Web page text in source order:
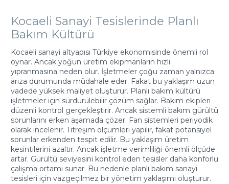
Kocaeli Sanayi Tesislerinde Planlı
Bakım Kültürü
Kocaeli sanayi altyapısı Türkiye ekonomisinde önemli rol
oynar. Ancak yoğun üretim ekipmanların hızlı
yıpranmasına neden olur. İşletmeler çoğu zaman yalnızca
arıza durumunda müdahale eder. Fakat bu yaklaşım uzun
vadede yüksek maliyet oluşturur. Planlı bakım kültürü
işletmeler için sürdürülebilir çözüm sağlar. Bakım ekipleri
düzenli kontrol gerçekleştirir. Ancak sistemli bakım gürültü
sorunlarını erken aşamada çözer. Fan sistemleri periyodik
olarak incelenir. Titreşim ölçümleri yapılır, fakat potansiyel
sorunlar erkenden tespit edilir. Bu yaklaşım üretim
kesintilerini azaltır. Ancak işletme verimliliği önemli ölçüde
artar. Gürültü seviyesini kontrol eden tesisler daha konforlu
çalışma ortamı sunar. Bu nedenle planlı bakım sanayi
tesisleri için vazgeçilmez bir yönetim yaklaşımı oluşturur.